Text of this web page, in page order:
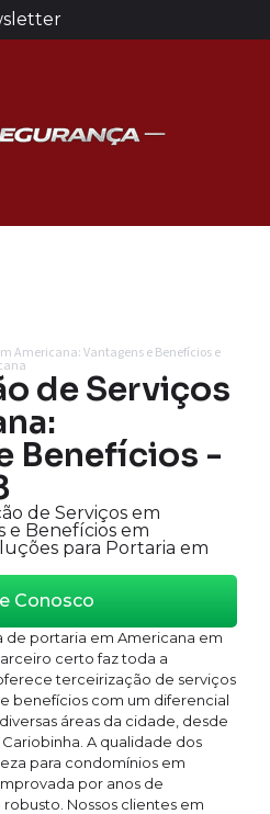
Americana: Vantagens e Benefícios e
de Serviços
Benefícios -
de Serviços em
e Benefícios em
para Portaria em
Conosco
de portaria em Americana em
certo faz toda a
terceirização de serviços
benefícios com um diferencial
áreas da cidade, desde
A qualidade dos
para condomínios em
por anos de
Nossos clientes em